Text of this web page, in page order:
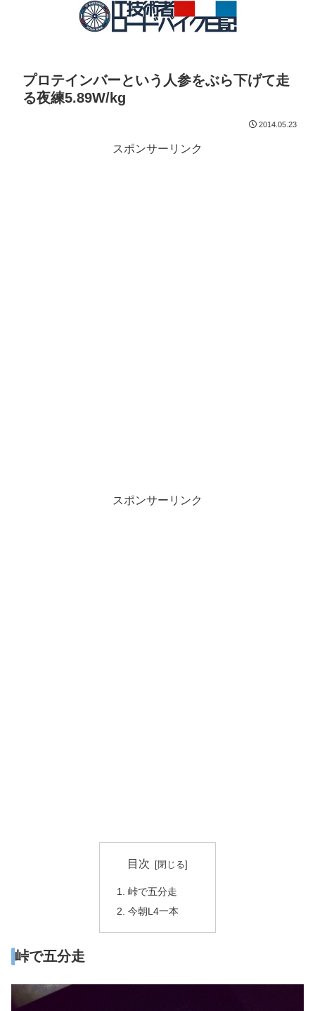
プロテインバーという人参をぶら下げて走
る夜練5.89W/kg
2014.05.23
スポンサーリンク
スポンサーリンク
目次
峠で五分走
今朝L4一本
峠で五分走